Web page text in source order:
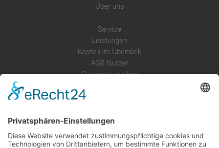
Über uns
Service
Leistungen
Kosten im Überblick
AGB Nutzer
Gutachter suchen
Anfrage
Presse
Partner: Der DGuSV